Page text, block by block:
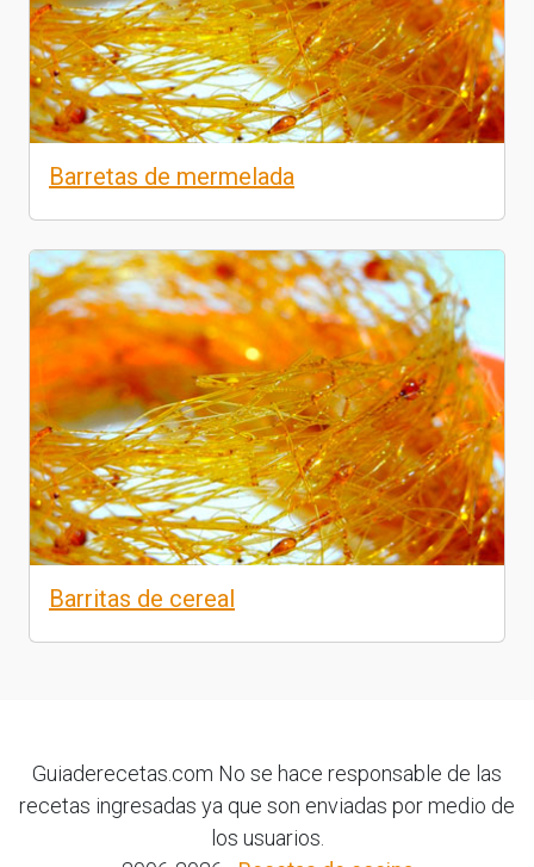
Barretas de mermelada
Barritas de cereal
Guiaderecetas.com No se hace responsable de las
recetas ingresadas ya que son enviadas por medio de
los usuarios.